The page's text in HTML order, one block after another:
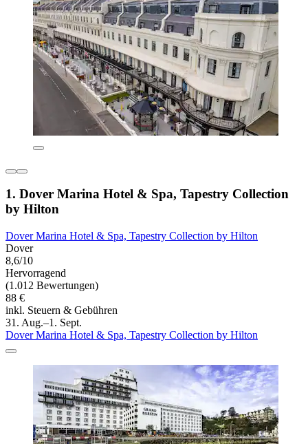
1. Dover Marina Hotel & Spa, Tapestry Collection
by Hilton
Dover Marina Hotel & Spa, Tapestry Collection by Hilton
Dover
8,6/10
Hervorragend
(1.012 Bewertungen)
88 €
inkl. Steuern & Gebühren
31. Aug.–1. Sept.
Dover Marina Hotel & Spa, Tapestry Collection by Hilton